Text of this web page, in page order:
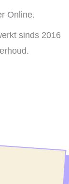
Online.
sinds 2016